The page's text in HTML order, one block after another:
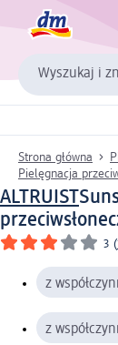
Wyszukaj i
Strona główna
Pielęgnacja
ALTRUIST
3 (
z
z